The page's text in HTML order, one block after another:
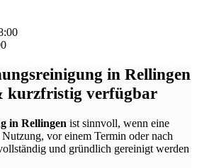
in Rellingen
kurzfristig verfügbar
in Rellingen ist sinnvoll, wenn eine
vor einem Termin oder nach
und gründlich gereinigt werden